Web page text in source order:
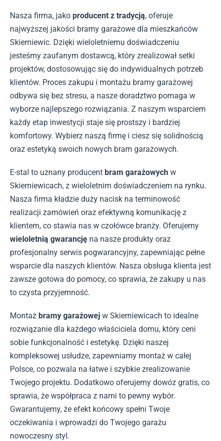
Nasza firma, jako producent z tradycją, oferuje
najwyższej jakości bramy garażowe dla mieszkańców
Skierniewic. Dzięki wieloletniemu doświadczeniu
jesteśmy zaufanym dostawcą, który zrealizował setki
projektów, dostosowując się do indywidualnych potrzeb
klientów. Proces zakupu i montażu bramy garażowej
odbywa się bez stresu, a nasze doradztwo pomaga w
wyborze najlepszego rozwiązania. Z naszym wsparciem
każdy etap inwestycji staje się prostszy i bardziej
komfortowy. Wybierz naszą firmę i ciesz się solidnością
oraz estetyką swoich nowych bram garażowych.
E-stal to uznany producent bram garażowych w
Skierniewicach, z wieloletnim doświadczeniem na rynku.
Nasza firma kładzie duży nacisk na terminowość
realizacji zamówień oraz efektywną komunikację z
klientem, co stawia nas w czołówce branży. Oferujemy
wieloletnią gwarancję na nasze produkty oraz
profesjonalny serwis pogwarancyjny, zapewniając pełne
wsparcie dla naszych klientów. Nasza obsługa klienta jest
zawsze gotowa do pomocy, co sprawia, że zakupy u nas
to czysta przyjemność.
Montaż bramy garażowej w Skierniewicach to idealne
rozwiązanie dla każdego właściciela domu, który ceni
sobie funkcjonalność i estetykę. Dzięki naszej
kompleksowej usłudze, zapewniamy montaż w całej
Polsce, co pozwala na łatwe i szybkie zrealizowanie
Twojego projektu. Dodatkowo oferujemy dowóz gratis, co
sprawia, że współpraca z nami to pewny wybór.
Gwarantujemy, że efekt końcowy spełni Twoje
oczekiwania i wprowadzi do Twojego garażu
nowoczesny styl.